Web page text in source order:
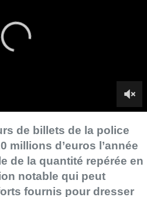
fournis pour dresser
de drogue en chiens
(Open Vld).
détecter l’argent qui provient de
de base des billets étant toujours
longtemps peut toutefois être
l’odeur est faible et se propage